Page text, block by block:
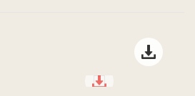
Open file download list